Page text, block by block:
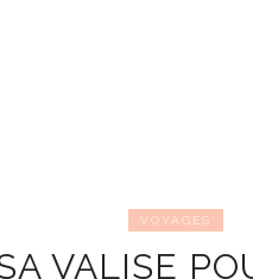
VOYAGES
VALISE